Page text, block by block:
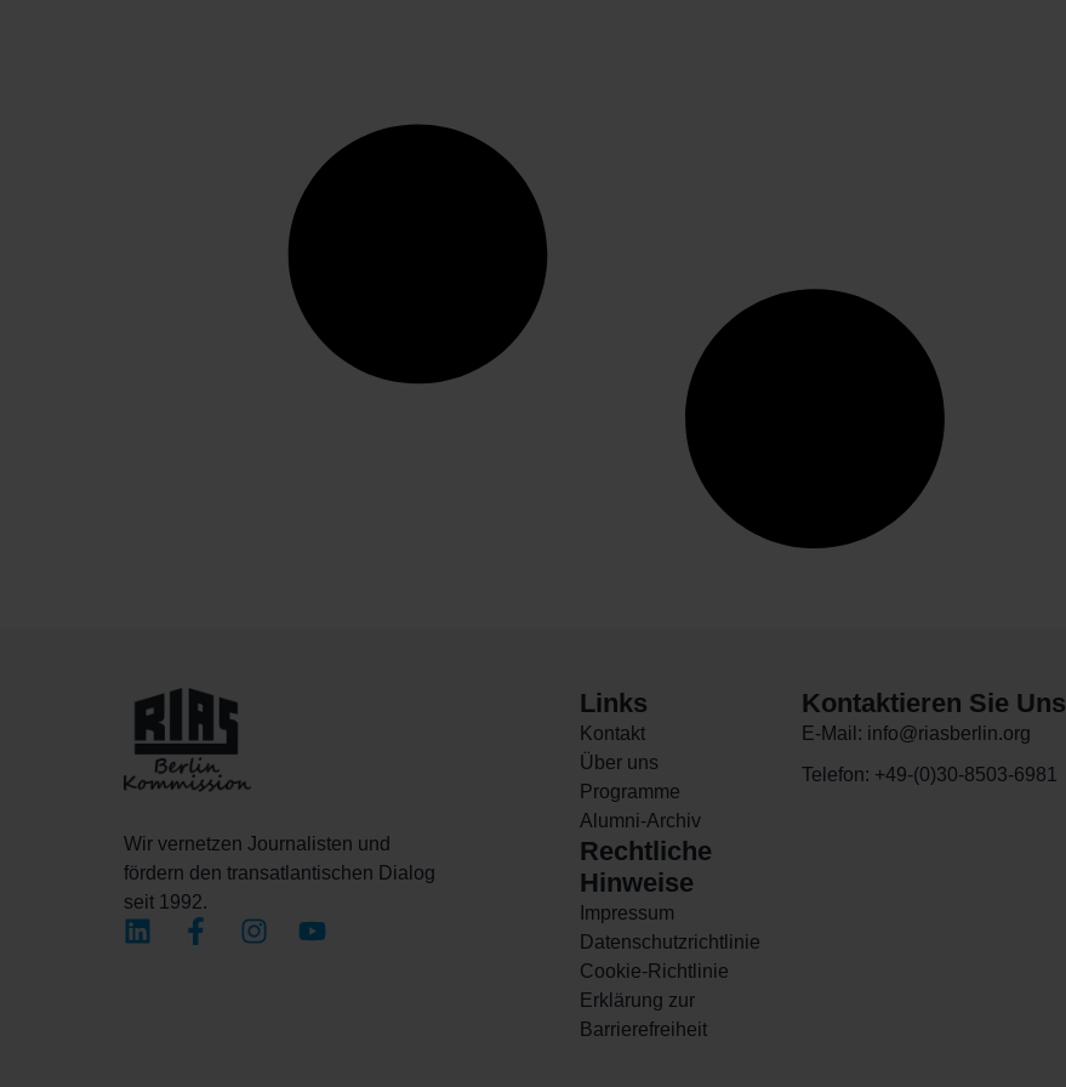
Wir vernetzen Journalisten und
fördern den transatlantischen Dialog
seit 1992.
Links
Kontakt
Über uns
Programme
Alumni-Archiv
Rechtliche
Hinweise
Impressum
Datenschutzrichtlinie
Cookie-Richtlinie
Erklärung zur
Barrierefreiheit
Kontaktieren Sie Uns
E-Mail: info@riasberlin.org
Telefon: +49-(0)30-8503-6981